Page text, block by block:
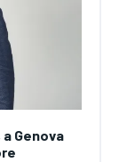
Genova